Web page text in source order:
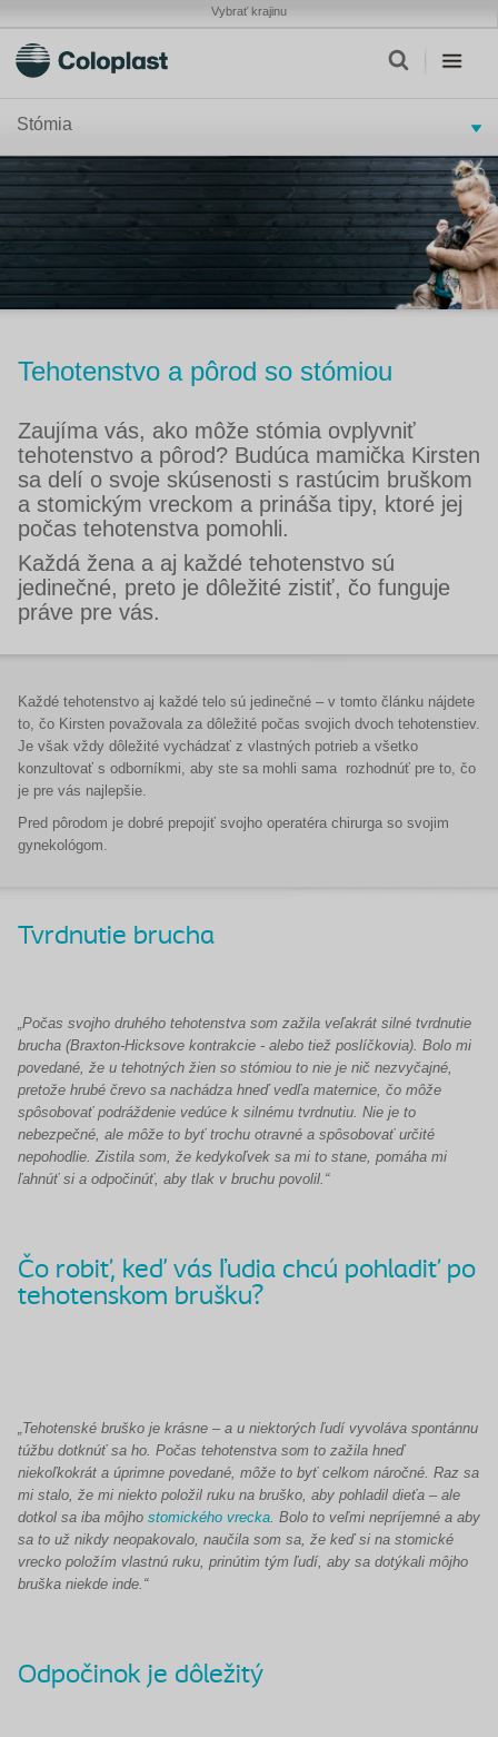
Vybrať krajinu
Stómia
Tehotenstvo a pôrod so stómiou
Zaujíma vás, ako môže stómia ovplyvniť
tehotenstvo a pôrod? Budúca mamička Kirsten
sa delí o svoje skúsenosti s rastúcim bruškom
a stomickým vreckom a prináša tipy, ktoré jej
počas tehotenstva pomohli.
Každá žena a aj každé tehotenstvo sú
jedinečné, preto je dôležité zistiť, čo funguje
práve pre vás.
Každé tehotenstvo aj každé telo sú jedinečné – v tomto článku nájdete
to, čo Kirsten považovala za dôležité počas svojich dvoch tehotenstiev.
Je však vždy dôležité vychádzať z vlastných potrieb a všetko
konzultovať s odborníkmi, aby ste sa mohli sama rozhodnúť pre to, čo
je pre vás najlepšie.
Pred pôrodom je dobré prepojiť svojho operatéra chirurga so svojim
gynekológom.
Tvrdnutie brucha
„Počas svojho druhého tehotenstva som zažila veľakrát silné tvrdnutie
brucha (Braxton-Hicksove kontrakcie - alebo tiež poslíčkovia). Bolo mi
povedané, že u tehotných žien so stómiou to nie je nič nezvyčajné,
pretože hrubé črevo sa nachádza hneď vedľa maternice, čo môže
spôsobovať podráždenie vedúce k silnému tvrdnutiu. Nie je to
nebezpečné, ale môže to byť trochu otravné a spôsobovať určité
nepohodlie. Zistila som, že kedykoľvek sa mi to stane, pomáha mi
ľahnúť si a odpočinúť, aby tlak v bruchu povolil.“
Čo robiť, keď vás ľudia chcú pohladiť po
tehotenskom brušku?
„Tehotenské bruško je krásne – a u niektorých ľudí vyvoláva spontánnu
túžbu dotknúť sa ho. Počas tehotenstva som to zažila hneď
niekoľkokrát a úprimne povedané, môže to byť celkom náročné. Raz sa
mi stalo, že mi niekto položil ruku na bruško, aby pohladil dieťa – ale
dotkol sa iba môjho stomického vrecka. Bolo to veľmi nepríjemné a aby
sa to už nikdy neopakovalo, naučila som sa, že keď si na stomické
vrecko položím vlastnú ruku, prinútim tým ľudí, aby sa dotýkali môjho
bruška niekde inde.“
Odpočinok je dôležitý